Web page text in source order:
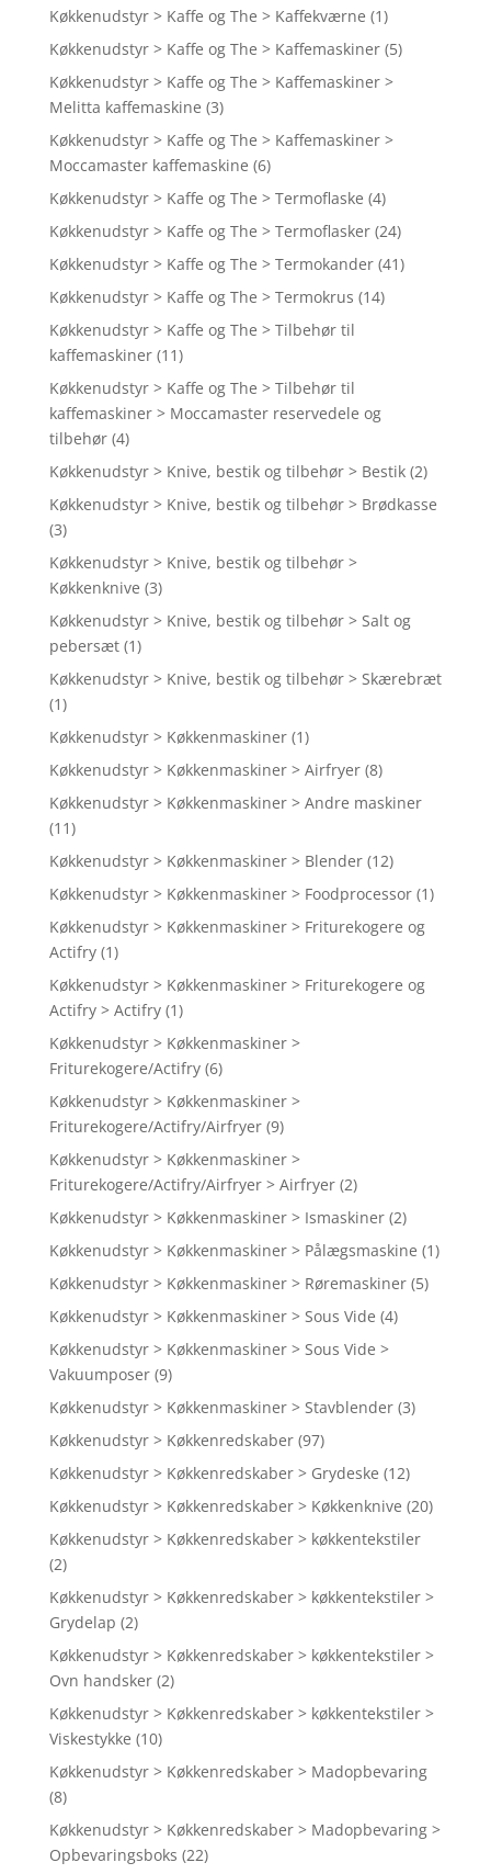
Køkkenudstyr > Kaffe og The > Kaffekværne (1)
Køkkenudstyr > Kaffe og The > Kaffemaskiner (5)
Køkkenudstyr > Kaffe og The > Kaffemaskiner >
Melitta kaffemaskine (3)
Køkkenudstyr > Kaffe og The > Kaffemaskiner >
Moccamaster kaffemaskine (6)
Køkkenudstyr > Kaffe og The > Termoflaske (4)
Køkkenudstyr > Kaffe og The > Termoflasker (24)
Køkkenudstyr > Kaffe og The > Termokander (41)
Køkkenudstyr > Kaffe og The > Termokrus (14)
Køkkenudstyr > Kaffe og The > Tilbehør til
kaffemaskiner (11)
Køkkenudstyr > Kaffe og The > Tilbehør til
kaffemaskiner > Moccamaster reservedele og
tilbehør (4)
Køkkenudstyr > Knive, bestik og tilbehør > Bestik (2)
Køkkenudstyr > Knive, bestik og tilbehør > Brødkasse
(3)
Køkkenudstyr > Knive, bestik og tilbehør >
Køkkenknive (3)
Køkkenudstyr > Knive, bestik og tilbehør > Salt og
pebersæt (1)
Køkkenudstyr > Knive, bestik og tilbehør > Skærebræt
(1)
Køkkenudstyr > Køkkenmaskiner (1)
Køkkenudstyr > Køkkenmaskiner > Airfryer (8)
Køkkenudstyr > Køkkenmaskiner > Andre maskiner
(11)
Køkkenudstyr > Køkkenmaskiner > Blender (12)
Køkkenudstyr > Køkkenmaskiner > Foodprocessor (1)
Køkkenudstyr > Køkkenmaskiner > Friturekogere og
Actifry (1)
Køkkenudstyr > Køkkenmaskiner > Friturekogere og
Actifry > Actifry (1)
Køkkenudstyr > Køkkenmaskiner >
Friturekogere/Actifry (6)
Køkkenudstyr > Køkkenmaskiner >
Friturekogere/Actifry/Airfryer (9)
Køkkenudstyr > Køkkenmaskiner >
Friturekogere/Actifry/Airfryer > Airfryer (2)
Køkkenudstyr > Køkkenmaskiner > Ismaskiner (2)
Køkkenudstyr > Køkkenmaskiner > Pålægsmaskine (1)
Køkkenudstyr > Køkkenmaskiner > Røremaskiner (5)
Køkkenudstyr > Køkkenmaskiner > Sous Vide (4)
Køkkenudstyr > Køkkenmaskiner > Sous Vide >
Vakuumposer (9)
Køkkenudstyr > Køkkenmaskiner > Stavblender (3)
Køkkenudstyr > Køkkenredskaber (97)
Køkkenudstyr > Køkkenredskaber > Grydeske (12)
Køkkenudstyr > Køkkenredskaber > Køkkenknive (20)
Køkkenudstyr > Køkkenredskaber > køkkentekstiler
(2)
Køkkenudstyr > Køkkenredskaber > køkkentekstiler >
Grydelap (2)
Køkkenudstyr > Køkkenredskaber > køkkentekstiler >
Ovn handsker (2)
Køkkenudstyr > Køkkenredskaber > køkkentekstiler >
Viskestykke (10)
Køkkenudstyr > Køkkenredskaber > Madopbevaring
(8)
Køkkenudstyr > Køkkenredskaber > Madopbevaring >
Opbevaringsboks (22)